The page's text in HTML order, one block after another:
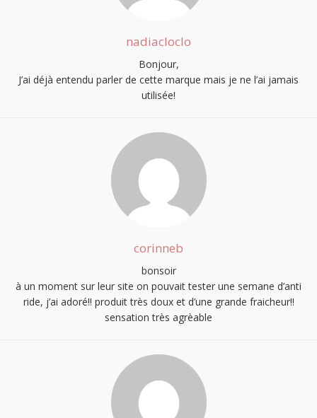
nadiacloclo
Bonjour,
J’ai déjà entendu parler de cette marque mais je ne l’ai jamais
utilisée!
corinneb
bonsoir
à un moment sur leur site on pouvait tester une semane d’anti
ride, j’ai adoré!! produit très doux et d’une grande fraicheur!!
sensation très agrèable